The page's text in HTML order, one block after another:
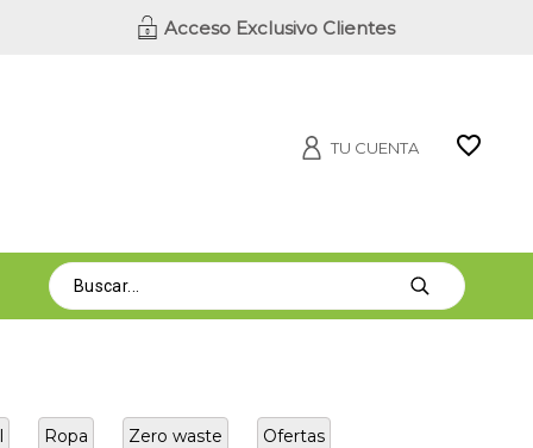
Acceso Exclusivo Clientes
TU CUENTA
Ropa Zero waste Ofertas